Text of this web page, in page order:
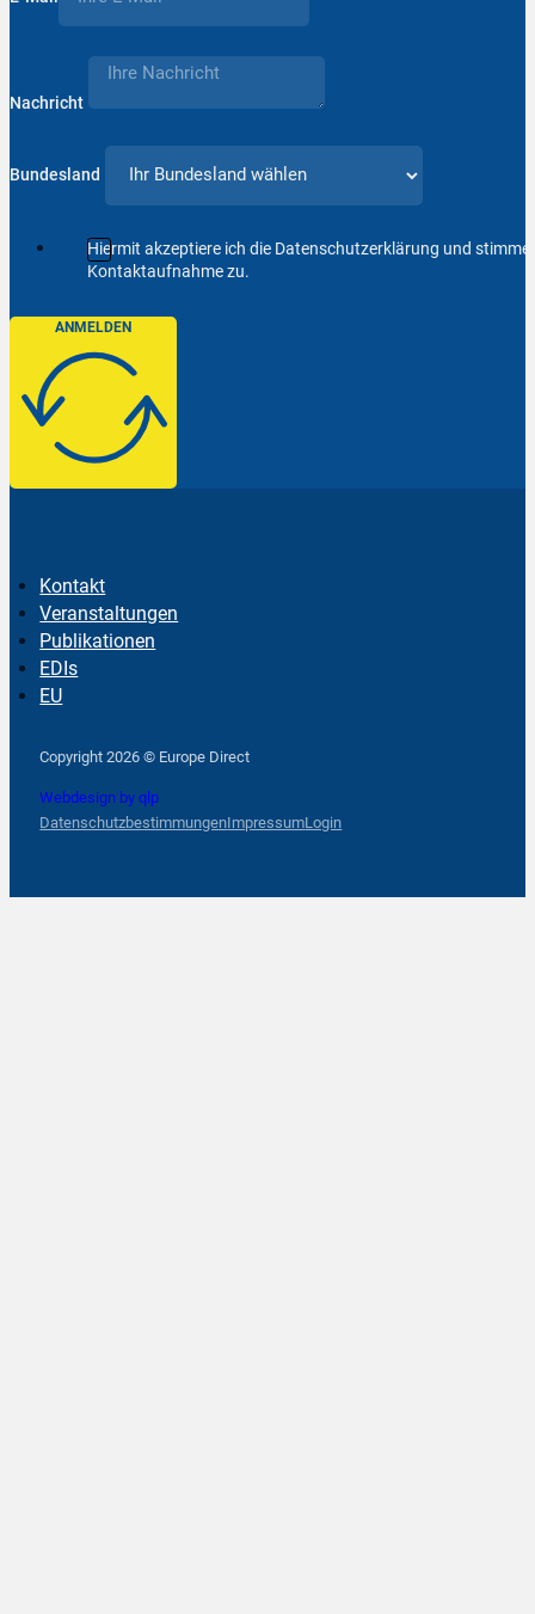
Nachricht
Bundesland
Hiermit akzeptiere ich die Datenschutzerklärung und
Kontaktaufnahme zu.
ANMELDEN
Kontakt
Veranstaltungen
Publikationen
EDIs
EU
Copyright 2026 © Europe Direct
Webdesign by qlp
DatenschutzbestimmungenImpressumLogin